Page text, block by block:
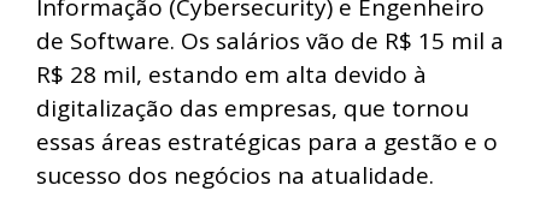
Informação (Cybersecurity) e Engenheiro
de Software. Os salários vão de R$ 15 mil a
R$ 28 mil, estando em alta devido à
digitalização das empresas, que tornou
essas áreas estratégicas para a gestão e o
sucesso dos negócios na atualidade.